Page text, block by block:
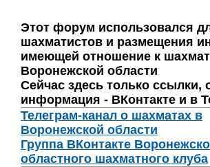
Этот форум использовался
шахматистов и размещения
имеющей отношение к
Воронежской области
Сейчас здесь только ссылки,
информация - ВКонтакте и в
Телеграм-канал о шахматах в
Воронежской области
Группа ВКонтакте
областного шахматного клуба